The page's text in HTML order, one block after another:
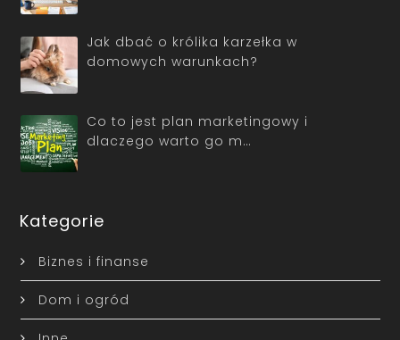
Jak dbać o królika karzełka w
domowych warunkach?
Co to jest plan marketingowy i
dlaczego warto go m…
Kategorie
Biznes i finanse
Dom i ogród